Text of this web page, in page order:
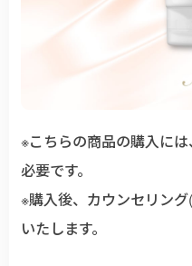
※こちらの商品の購入に
必要です。
※購入後、カウンセリン
いたします。